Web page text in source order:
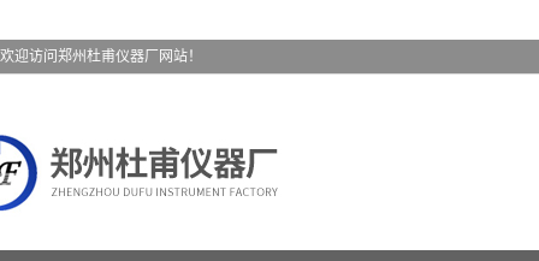
欢迎访问郑州杜甫仪器厂网站！